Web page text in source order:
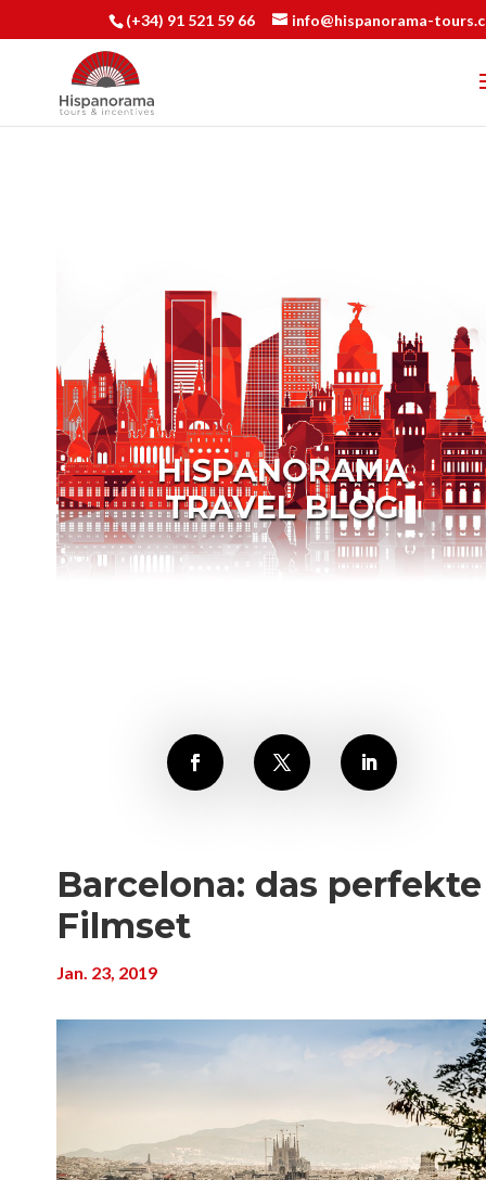
(+34) 91 521 59 66 info@hispanorama-
HISPANORAMA
TRAVEL BLOG
Barcelona: das perfekte
Filmset
Jan. 23, 2019